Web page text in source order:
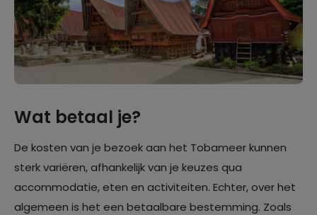
Wat betaal je?
De kosten van je bezoek aan het Tobameer kunnen
sterk variëren, afhankelijk van je keuzes qua
accommodatie, eten en activiteiten. Echter, over het
algemeen is het een betaalbare bestemming. Zoals